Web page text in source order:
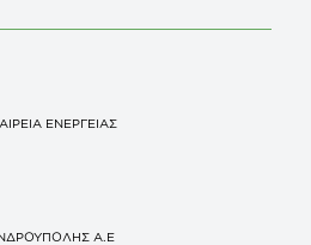
ΕΝΕΡΓΕΙΑΣ
A.E